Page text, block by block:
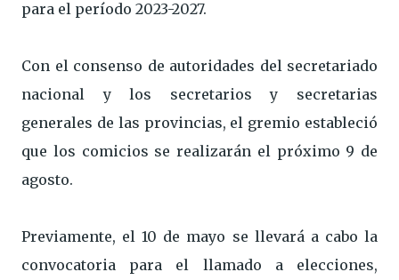
para el período 2023-2027.
Con el consenso de autoridades del secretariado
nacional y los secretarios y secretarias
generales de las provincias, el gremio estableció
que los comicios se realizarán el próximo 9 de
agosto.
Previamente, el 10 de mayo se llevará a cabo la
convocatoria para el llamado a elecciones,